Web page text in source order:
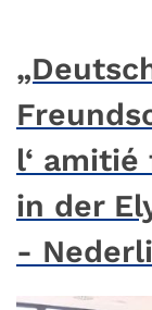
l‘
in der
-